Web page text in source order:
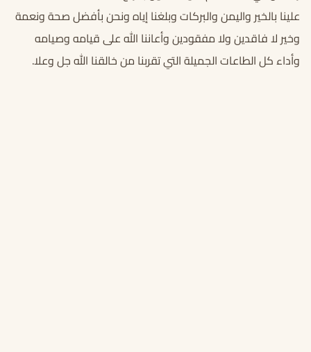
علينا بالخير واليمن والبركات وبلغنا إياه ونحن بأفضل صحة ونعمة
وخير لا فاقدين ولا مفقودين وأعاننا الله على قيامه وصيامه
وأداء كل الطاعات الجميلة التي تقربنا من خالقنا الله جل وعلا.